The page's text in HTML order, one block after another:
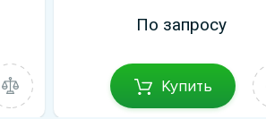
По запросу
Купить